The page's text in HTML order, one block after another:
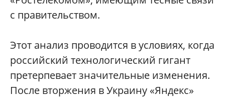
с правительством.
Этот анализ проводится в условиях, когда
российский технологический гигант
претерпевает значительные изменения.
После вторжения в Украину «Яндекс»